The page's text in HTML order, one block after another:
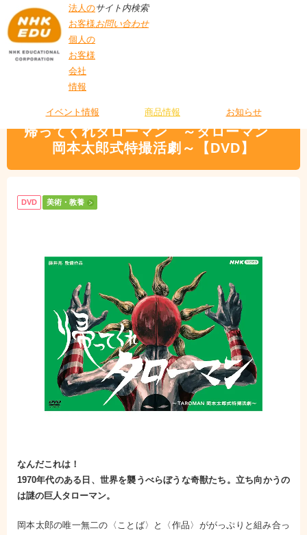
法人の
お客様
個人の
お客様
会社
情報
サイト内検索
お問い合わせ
イベント情報 商品情報 お知らせ
特撮活劇～【DVD】
帰ってくれタローマン ～タローマン
岡本太郎式特撮活劇～【DVD】
DVD 美術・教養
なんだこれは！
1970年代のある日、世界を襲うべらぼうな奇獣たち。立ち向かうの
は謎の巨人タローマン。
岡本太郎の唯一無二の〈ことば〉と〈作品〉ががっぷりと組み合っ